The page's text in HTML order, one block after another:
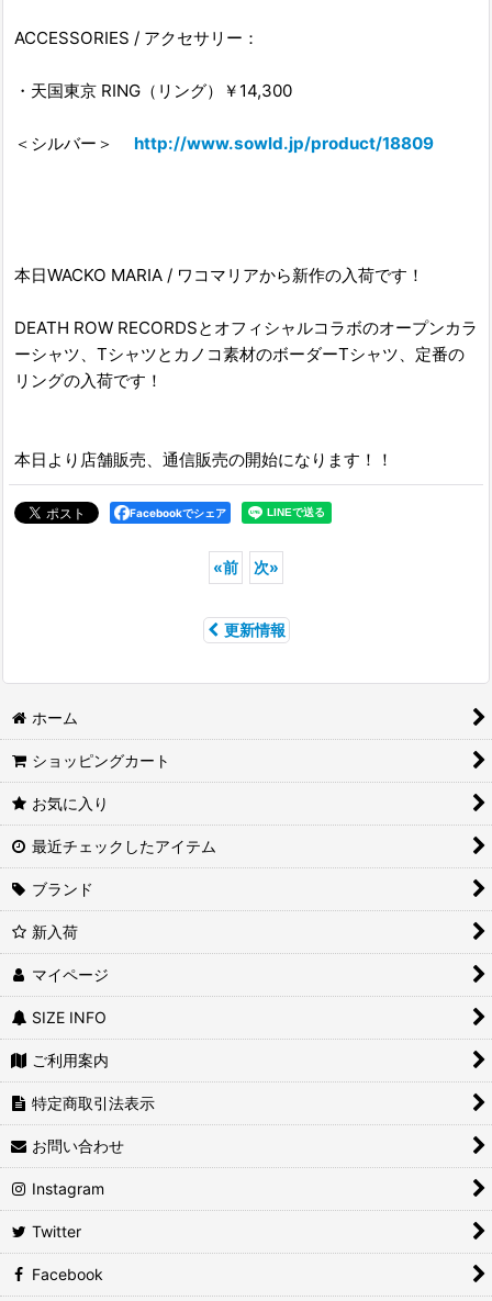
ACCESSORIES / アクセサリー：
・天国東京 RING（リング）￥14,300
＜シルバー＞ http://www.sowld.jp/product/18809
本日WACKO MARIA / ワコマリアから新作の入荷です！
DEATH ROW RECORDSとオフィシャルコラボのオープンカラ
ーシャツ、Tシャツとカノコ素材のボーダーTシャツ、定番の
リングの入荷です！
本日より店舗販売、通信販売の開始になります！！
Facebookでシェア
«前 次»
更新情報
ホーム
ショッピングカート
お気に入り
最近チェックしたアイテム
ブランド
新入荷
マイページ
SIZE INFO
ご利用案内
特定商取引法表示
お問い合わせ
Instagram
Twitter
Facebook